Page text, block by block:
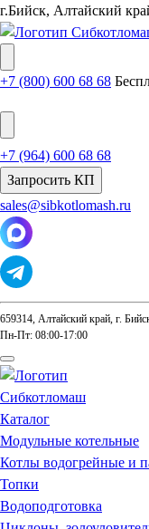
г.Бийск, Алтайский
+7 (800) 600 68 68
+7 (964) 600 68 68
Запросить КП
sales@sibkotlomash.ru
659314, Алтайский край, г.
Пн-Пт: 08:00-17:00
Каталог
Модульные котельные
Котлы водогрейные и
Топки
Водоподготовка